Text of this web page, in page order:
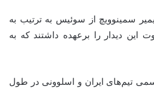
سمینوویچ از سوئیس به ترتیب به
این دیدار را برعهده داشتند که به
تیم‌های ایران و اسلوونی در طول